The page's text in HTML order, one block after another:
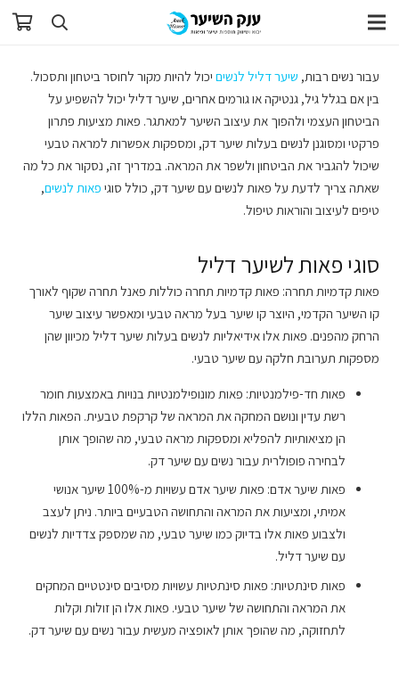
עבור נשים רבות, שיער דליל לנשים יכול להיות מקור לחוסר ביטחון ותסכול.
בין אם בגלל גיל, גנטיקה או גורמים אחרים, שיער דליל יכול להשפיע על
הביטחון העצמי ולהפוך את עיצוב השיער למאתגר. פאות מציעות פתרון
פרקטי ומסוגנן לנשים בעלות שיער דק, ומספקות אפשרות למראה טבעי
שיכול להגביר את הביטחון ולשפר את המראה. במדריך זה, נסקור את כל מה
שאתה צריך לדעת על פאות לנשים עם שיער דק, כולל סוגי פאות לנשים,
טיפים לעיצוב והוראות טיפול.
סוגי פאות לשיער דליל
פאות קדמיות תחרה: פאות קדמיות תחרה כוללות פאנל תחרה שקוף לאורך
קו השיער הקדמי, היוצר קו שיער בעל מראה טבעי ומאפשר עיצוב שיער
הרחק מהפנים. פאות אלו אידיאליות לנשים בעלות שיער דליל מכיוון שהן
מספקות תערובת חלקה עם שיער טבעי.
פאות חד-פילמנטיות: פאות מונופילמנטיות בנויות באמצעות חומר
רשת עדין ונושם המחקה את המראה של קרקפת טבעית. הפאות הללו
הן מציאותיות להפליא ומספקות מראה טבעי, מה שהופך אותן
לבחירה פופולרית עבור נשים עם שיער דק.
פאות שיער אדם: פאות שיער אדם עשויות מ-100% שיער אנושי
אמיתי, ומציעות את המראה והתחושה הטבעיים ביותר. ניתן לעצב
ולצבוע פאות אלו בדיוק כמו שיער טבעי, מה שמספק צדדיות לנשים
עם שיער דליל.
פאות סינתטיות: פאות סינתטיות עשויות מסיבים סינטטיים המחקים
את המראה והתחושה של שיער טבעי. פאות אלו הן זולות וקלות
לתחזוקה, מה שהופך אותן לאופציה מעשית עבור נשים עם שיער דק.